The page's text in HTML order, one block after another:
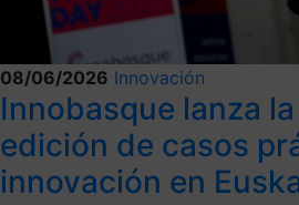
08/06/2026 Innovación
Innobasque lanza
edición de casos
innovación en